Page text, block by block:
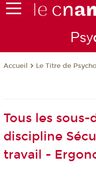
Psy
Accueil Le Titre de
Tous les
discipline
travail -